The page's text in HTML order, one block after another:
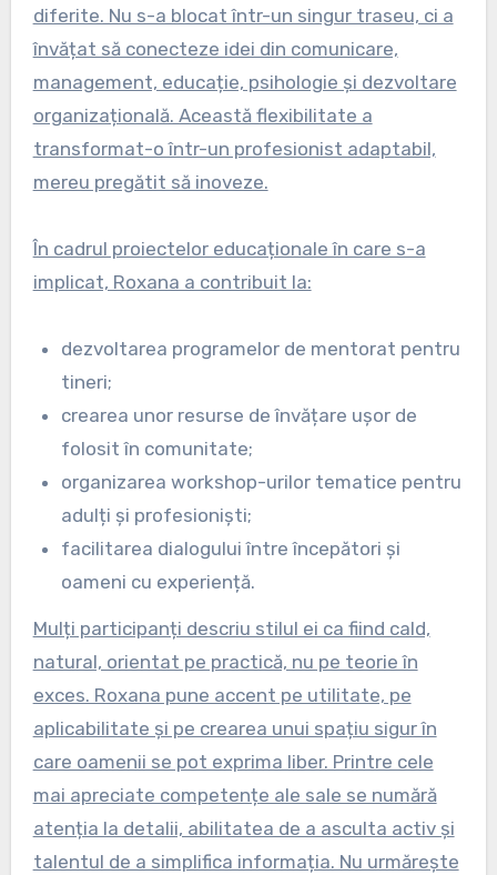
diferite. Nu s-a blocat într-un singur traseu, ci a
învățat să conecteze idei din comunicare,
management, educație, psihologie și dezvoltare
organizațională. Această flexibilitate a
transformat-o într-un profesionist adaptabil,
mereu pregătit să inoveze.
În cadrul proiectelor educaționale în care s-a
implicat, Roxana a contribuit la:
dezvoltarea programelor de mentorat pentru
tineri;
crearea unor resurse de învățare ușor de
folosit în comunitate;
organizarea workshop-urilor tematice pentru
adulți și profesioniști;
facilitarea dialogului între începători și
oameni cu experiență.
Mulți participanți descriu stilul ei ca fiind cald,
natural, orientat pe practică, nu pe teorie în
exces. Roxana pune accent pe utilitate, pe
aplicabilitate și pe crearea unui spațiu sigur în
care oamenii se pot exprima liber. Printre cele
mai apreciate competențe ale sale se numără
atenția la detalii, abilitatea de a asculta activ și
talentul de a simplifica informația. Nu urmărește